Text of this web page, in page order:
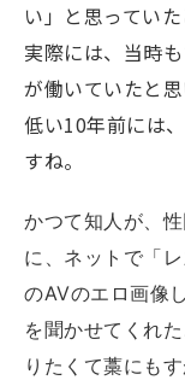
い」と思ってい
実際には、当時
が働いていたと
低い10年前には
すね。
かつて知人が、
に、ネットで「
のAVのエロ画像
を聞かせてくれ
りたくて藁にも